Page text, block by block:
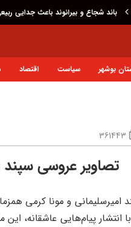
باند شجاع و بیرانوند باعث جدایی
بوشهر سیاست اقتصاد
361443
تصاویر عروسی سپند
امیرسلیمانی و مونا کرمی
انتشار پیام‌هایی عاشقانه،